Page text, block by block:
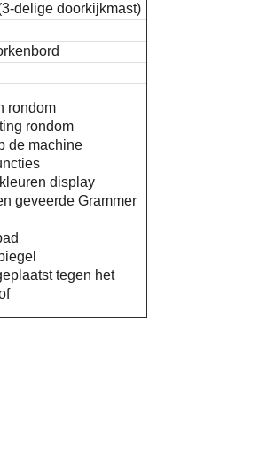
delige doorkijkmast)
rondom
rondom
de machine
display
geveerde Grammer
tegen het